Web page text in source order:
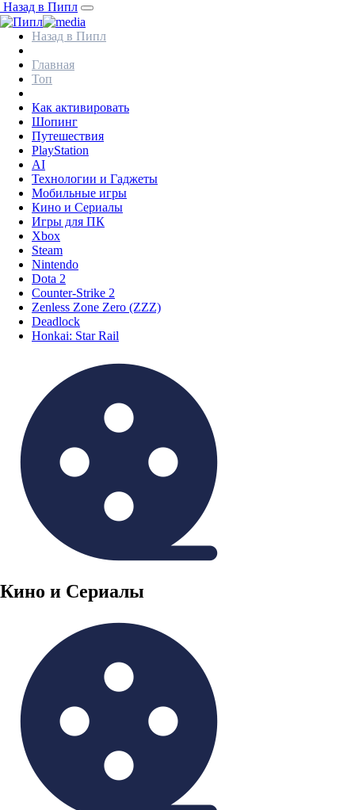
Назад в Пипл
Назад в Пипл
Главная
Топ
Как активировать
Шопинг
Путешествия
PlayStation
AI
Технологии и Гаджеты
Мобильные игры
Кино и Сериалы
Игры для ПК
Xbox
Steam
Nintendo
Dota 2
Counter-Strike 2
Zenless Zone Zero (ZZZ)
Deadlock
Honkai: Star Rail
Кино и Сериалы